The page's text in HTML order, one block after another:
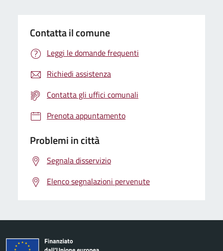
Contatta il comune
Leggi le domande frequenti
Richiedi assistenza
Contatta gli uffici comunali
Prenota appuntamento
Problemi in città
Segnala disservizio
Elenco segnalazioni pervenute